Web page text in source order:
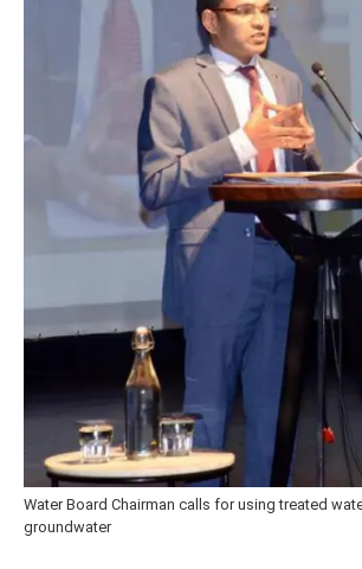
Water Board Chairman calls for using treated
groundwater